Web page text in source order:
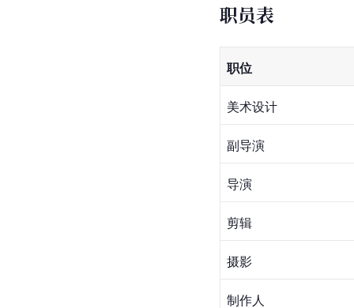
职员表
职位
美术设计
副导演
导演
剪辑
摄影
制作人